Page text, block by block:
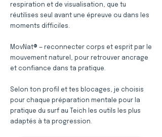
respiration et de visualisation, que tu
réutilises seul avant une épreuve ou dans les
moments difficiles.
MovNat® — reconnecter corps et esprit par le
mouvement naturel, pour retrouver ancrage
et confiance dans ta pratique.
Selon ton profil et tes blocages, je choisis
pour chaque préparation mentale pour la
pratique du surf au Teich les outils les plus
adaptés à ta progression.